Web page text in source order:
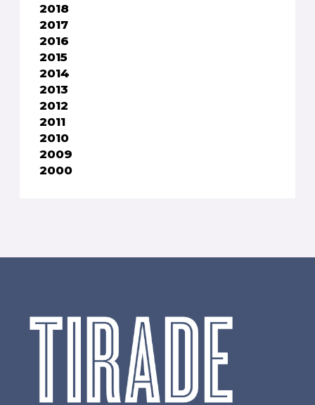
2018
2017
2016
2015
2014
2013
2012
2011
2010
2009
2000